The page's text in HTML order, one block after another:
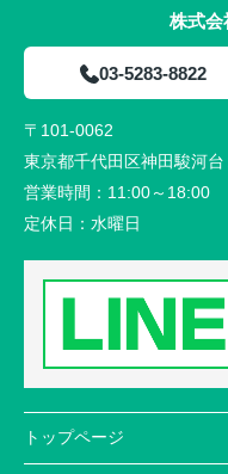
株式会
03-5283-8822
〒101-0062
東京都千代田区神田駿河
営業時間： 11:00～18:00
定休日： 水曜日
トップページ